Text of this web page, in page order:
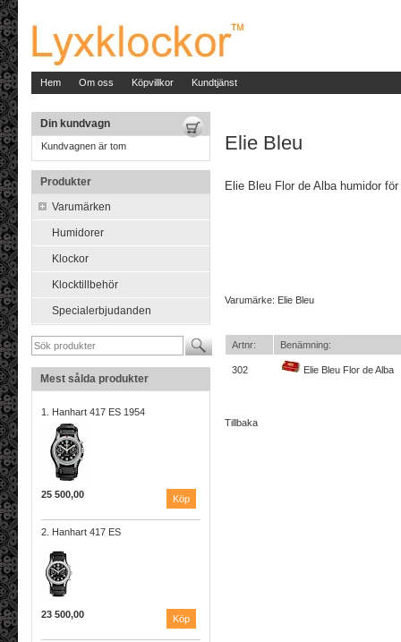
Hem Om oss Köpvillkor Kundtjänst
Din kundvagn
Kundvagnen är tom
Produkter
Varumärken
Humidorer
Klockor
Klocktillbehör
Specialerbjudanden
Mest sålda produkter
1. Hanhart 417 ES 1954
25 500,00
2. Hanhart 417 ES
23 500,00
Elie Bleu
Elie Bleu Flor de Alba humidor för
Varumärke: Elie Bleu
Artnr: Benämning:
302 Elie Bleu Flor de Alba
Tillbaka